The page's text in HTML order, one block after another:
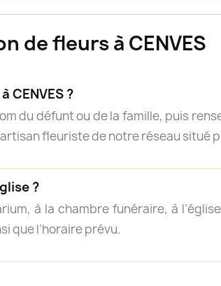
de fleurs à CENVES
?
du défunt ou de la famille, puis
fleuriste de notre réseau situé
?
à la chambre funéraire, à
que l’horaire prévu.